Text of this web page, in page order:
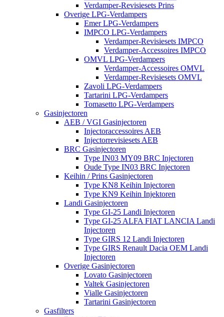
Verdamper-Revisiesets Prins
Overige LPG-Verdampers
Emer LPG-Verdampers
IMPCO LPG-Verdampers
Verdamper-Revisiesets IMPCO
Verdamper-Accessoires IMPCO
OMVL LPG-Verdampers
Verdamper-Accessoires OMVL
Verdamper-Revisiesets OMVL
Zavoli LPG-Verdampers
Tartarini LPG-Verdampers
Tomasetto LPG-Verdampers
Gasinjectoren
AEB / VGI Gasinjectoren
Injectoraccessoires AEB
Injectorrevisiesets AEB
BRC Gasinjectoren
Type IN03 MY09 BRC Injectoren
Oude Type IN03 BRC Injectoren
Keihin / Prins Gasinjectoren
Type KN8 Keihin Injectoren
Type KN9 Keihin Injektoren
Landi Gasinjectoren
Type GI-25 Landi Injectoren
Type GI-25 ALFA FIAT LANCIA Landi
Injectoren
Type GIRS 12 Landi Injectoren
Type GIRS Renault Dacia OEM Landi
Injectoren
Overige Gasinjectoren
Lovato Gasinjectoren
Valtek Gasinjectoren
Vialle Gasinjectoren
Tartarini Gasinjectoren
Gasfilters